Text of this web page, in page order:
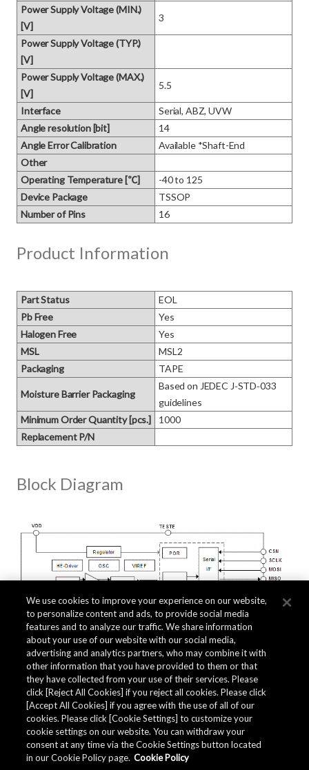
Power Supply Voltage (MIN.)
[V]
3
Power Supply Voltage (TYP.)
[V]
Power Supply Voltage (MAX.)
[V]
5.5
Interface
Serial, ABZ, UVW
Angle resolution [bit]
14
Angle Error Calibration
Available *Shaft-End
Other
Operating Temperature [℃]
-40 to 125
Device Package
TSSOP
Number of Pins
16
Product Information
Part Status
EOL
Pb Free
Yes
Halogen Free
Yes
MSL
MSL2
Packaging
TAPE
Moisture Barrier Packaging
Based on JEDEC J‑STD‑033
guidelines
Minimum Order Quantity [pcs.]
1000
Replacement P/N
Block Diagram
Related Documents
We use cookies to improve your experience on our website,
to personalize content and ads, to provide social media
features and to analyze our traffic. We share information
about your use of our website with our social media,
advertising and analytics partners, who may combine it with
other information that you have provided to them or that
they have collected from your use of their services. Please
click [Reject All Cookies] if you reject all cookies. Please click
[Accept All Cookies] if you agree with the use of all of our
cookies. Please click [Cookie Settings] to customize your
cookie settings on our website. You can withdraw your
consent at any time via the Cookie Settings button located
in our Cookie Policy page. Cookie Policy